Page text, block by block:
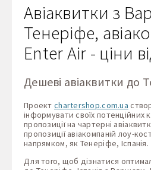
1 + 0 + 0
Авіаквитки з
Тенеріфе,
Enter Air - ціни
Дешеві авіаквитки до
Проект chartershop.com.ua
інформувати своїх потенційних
пропозиції на чартерні
пропозиції авіакомпаній лоу-
напрямком, як Тенеріфе, Іспанія.
Для того, щоб дізнатися